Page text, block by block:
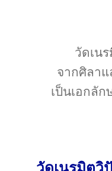
วัดเน
จากศิลา
เป็นเอกลั